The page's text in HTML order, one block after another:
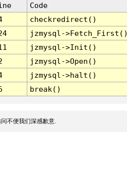
Code
checkredirect()
jzmysql-
jzmysql->Init()
jzmysql->Open()
jzmysql->halt()
break()
不便我们深感歉意.